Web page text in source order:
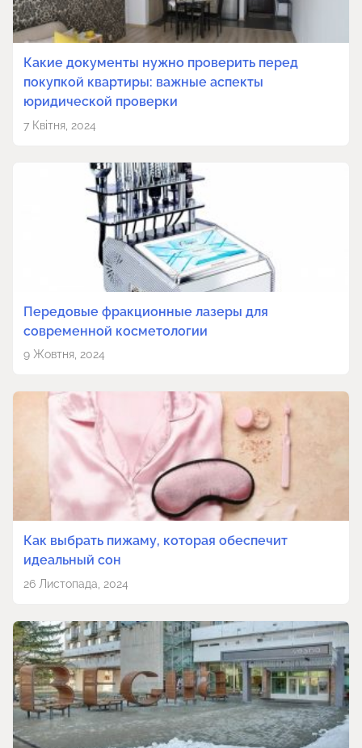
Какие документы нужно проверить перед
покупкой квартиры: важные аспекты
юридической проверки
7 Квітня, 2024
Передовые фракционные лазеры для
современной косметологии
9 Жовтня, 2024
Как выбрать пижаму, которая обеспечит
идеальный сон
26 Листопада, 2024